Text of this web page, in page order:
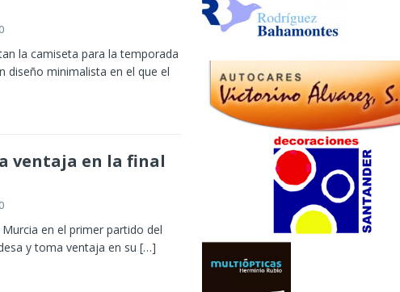
0
la camiseta para la temporada
diseño minimalista en el que el
ventaja en la final
0
en el primer partido del
y toma ventaja en su […]